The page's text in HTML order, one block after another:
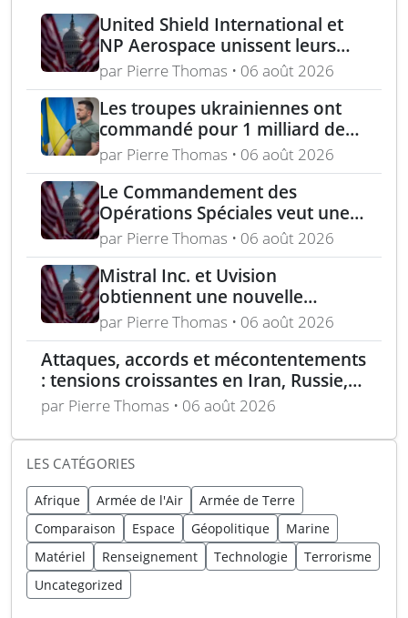
United Shield International et
NP Aerospace unissent leurs
forces pour renforcer le soutien
aux équipes américaines de
déminage
par Pierre Thomas • 06 août 2026
Les troupes ukrainiennes ont
commandé pour 1 milliard de
dollars lors de la première
année du marché Brave1
par Pierre Thomas • 06 août 2026
Le Commandement des
Opérations Spéciales veut une
mitrailleuse 5,56 mm de 4,5 kg
par Pierre Thomas • 06 août 2026
Mistral Inc. et Uvision
obtiennent une nouvelle
commande pour le programme
US Army Lethal Unmanned
Systems
par Pierre Thomas • 06 août 2026
Attaques, accords et mécontentements
: tensions croissantes en Iran, Russie,
Chine, Corée du Nord et jihadistes
par Pierre Thomas • 06 août 2026
LES CATÉGORIES
Afrique Armée de l'Air
Armée de Terre
Comparaison
Espace Géopolitique
Marine
Matériel
Renseignement Technologie
Terrorisme
Uncategorized